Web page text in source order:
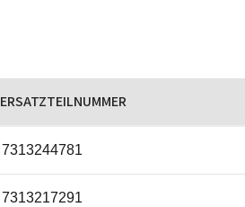
ERSATZTEILNUMMER
7313244781
7313217291